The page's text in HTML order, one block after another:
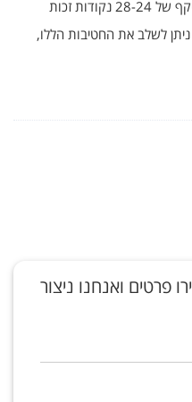
24 נקודות זכות
לשלב את החטיבות הללו,
פרטים ואנחנו ניצור